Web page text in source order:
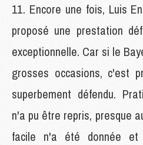
Encore une fois, Luis
proposé une prestation
exceptionnelle. Car si le
grosses occasions, c'est
superbement défendu.
n'a pu être repris, presque
facile n'a été donnée